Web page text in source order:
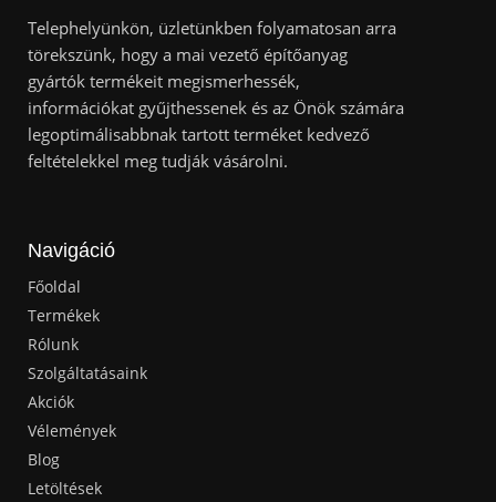
Telephelyünkön, üzletünkben folyamatosan arra
törekszünk, hogy a mai vezető építőanyag
gyártók termékeit megismerhessék,
információkat gyűjthessenek és az Önök számára
legoptimálisabbnak tartott terméket kedvező
feltételekkel meg tudják vásárolni.
Navigáció
Főoldal
Termékek
Rólunk
Szolgáltatásaink
Akciók
Vélemények
Blog
Letöltések